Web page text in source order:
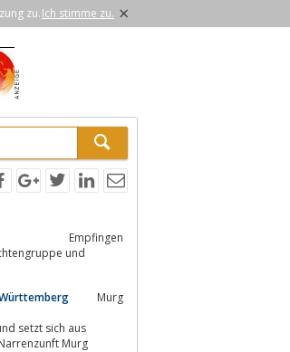
zu.Ich stimme zu. ×
Empfingen
Murg
setzt sich aus
Murg